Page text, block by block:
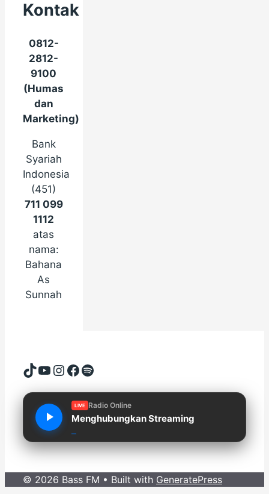
Kontak
0812-
2812-
9100
(Humas
dan
Marketing)
Bank
Syariah
Indonesia
(451)
711 099
1112
atas
nama:
Bahana
As
Sunnah
TikTok
YouTube
Instagram
Facebook
Spotify
LIVE Radio Online
Menghubungkan Streaming
© 2026 Bass FM • Built with GeneratePress